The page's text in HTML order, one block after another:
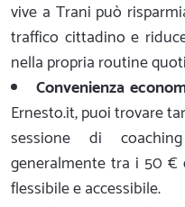
vive a Trani può
traffico cittadino e
nella propria routine
Convenienza
Ernesto.it, puoi trovare
sessione di
generalmente tra i 50
flessibile e accessibile.